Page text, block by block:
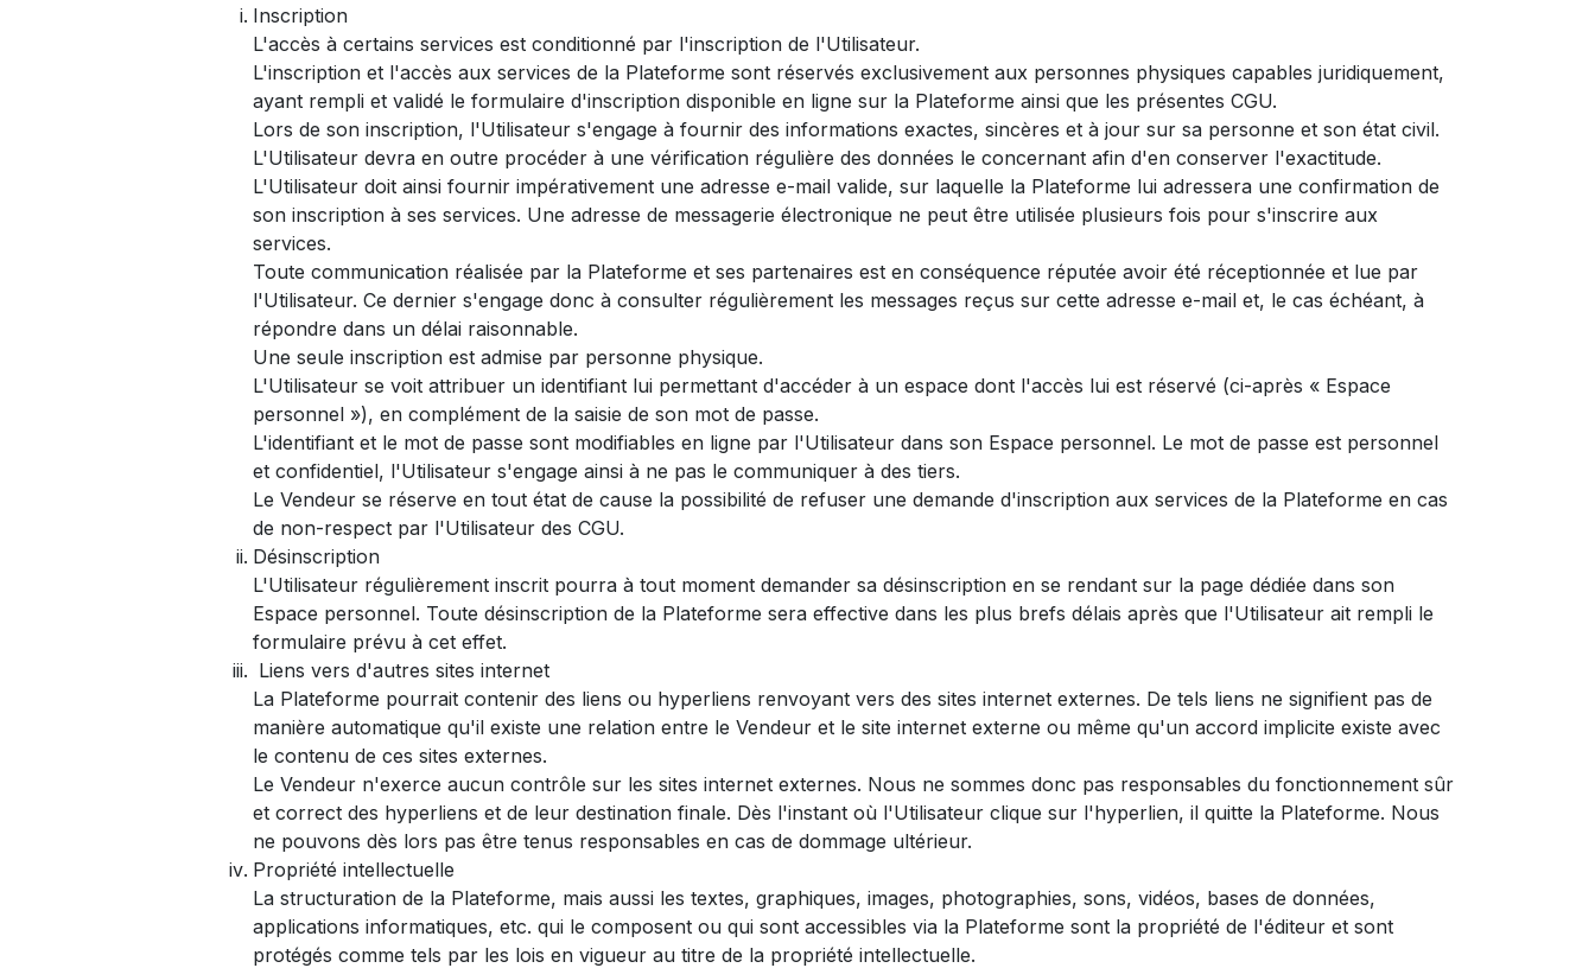
Inscription
L'accès à certains services est conditionné par l'inscription de l'Utilisateur.
L'inscription et l'accès aux services de la Plateforme sont réservés exclusivement aux personnes physiques capables juridiquement,
ayant rempli et validé le formulaire d'inscription disponible en ligne sur la Plateforme ainsi que les présentes CGU.
Lors de son inscription, l'Utilisateur s'engage à fournir des informations exactes, sincères et à jour sur sa personne et son état civil.
L'Utilisateur devra en outre procéder à une vérification régulière des données le concernant afin d'en conserver l'exactitude.
L'Utilisateur doit ainsi fournir impérativement une adresse e-mail valide, sur laquelle la Plateforme lui adressera une confirmation de
son inscription à ses services. Une adresse de messagerie électronique ne peut être utilisée plusieurs fois pour s'inscrire aux
services.
Toute communication réalisée par la Plateforme et ses partenaires est en conséquence réputée avoir été réceptionnée et lue par
l'Utilisateur. Ce dernier s'engage donc à consulter régulièrement les messages reçus sur cette adresse e-mail et, le cas échéant, à
répondre dans un délai raisonnable.
Une seule inscription est admise par personne physique.
L'Utilisateur se voit attribuer un identifiant lui permettant d'accéder à un espace dont l'accès lui est réservé (ci-après « Espace
personnel »), en complément de la saisie de son mot de passe.
L'identifiant et le mot de passe sont modifiables en ligne par l'Utilisateur dans son Espace personnel. Le mot de passe est personnel
et confidentiel, l'Utilisateur s'engage ainsi à ne pas le communiquer à des tiers.
Le Vendeur se réserve en tout état de cause la possibilité de refuser une demande d'inscription aux services de la Plateforme en cas
de non-respect par l'Utilisateur des CGU.
Désinscription
L'Utilisateur régulièrement inscrit pourra à tout moment demander sa désinscription en se rendant sur la page dédiée dans son
Espace personnel. Toute désinscription de la Plateforme sera effective dans les plus brefs délais après que l'Utilisateur ait rempli le
formulaire prévu à cet effet.
Liens vers d'autres sites internet
La Plateforme pourrait contenir des liens ou hyperliens renvoyant vers des sites internet externes. De tels liens ne signifient pas de
manière automatique qu'il existe une relation entre le Vendeur et le site internet externe ou même qu'un accord implicite existe avec
le contenu de ces sites externes.
Le Vendeur n'exerce aucun contrôle sur les sites internet externes. Nous ne sommes donc pas responsables du fonctionnement sûr
et correct des hyperliens et de leur destination finale. Dès l'instant où l'Utilisateur clique sur l'hyperlien, il quitte la Plateforme. Nous
ne pouvons dès lors pas être tenus responsables en cas de dommage ultérieur.
Propriété intellectuelle
La structuration de la Plateforme, mais aussi les textes, graphiques, images, photographies, sons, vidéos, bases de données,
applications informatiques, etc. qui le composent ou qui sont accessibles via la Plateforme sont la propriété de l'éditeur et sont
protégés comme tels par les lois en vigueur au titre de la propriété intellectuelle.